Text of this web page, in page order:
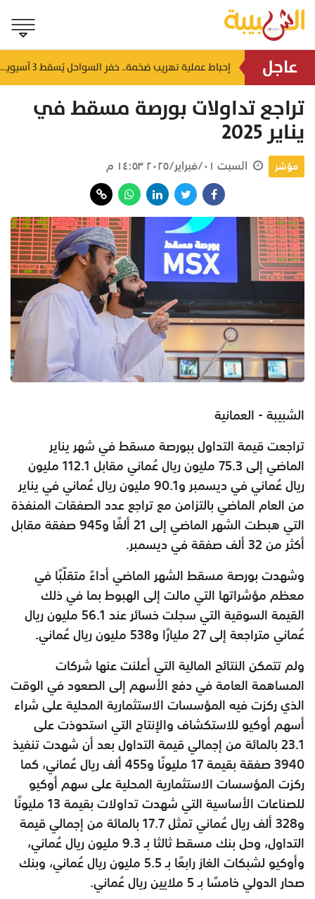
عاجل منذ ٦ ساعات إحباط عملية تهريب ضخمة.. خفر السواحل يُسقط 3 آسيويين بحوزتهم 66 كجم من الكريستال
تراجع تداولات بورصة مسقط في
يناير 2025
مؤشر السبت ٠١/فبراير/٢٠٢٥ ١٤:٥٣ م
الشبيبة - العمانية
تراجعت قيمة التداول ببورصة مسقط في شهر يناير
الماضي إلى 75.3 مليون ريال عُماني مقابل 112.1 مليون
ريال عُماني في ديسمبر و90.1 مليون ريال عُماني في يناير
من العام الماضي بالتزامن مع تراجع عدد الصفقات المنفذة
التي هبطت الشهر الماضي إلى 21 ألفًا و945 صفقة مقابل
أكثر من 32 ألف صفقة في ديسمبر.
وشهدت بورصة مسقط الشهر الماضي أداءً متقلّبًا في
معظم مؤشراتها التي مالت إلى الهبوط بما في ذلك
القيمة السوقية التي سجلت خسائر عند 56.1 مليون ريال
عُماني متراجعة إلى 27 مليارًا و538 مليون ريال عُماني.
ولم تتمكن النتائج المالية التي أعلنت عنها شركات
المساهمة العامة في دفع الأسهم إلى الصعود في الوقت
الذي ركزت فيه المؤسسات الاستثمارية المحلية على شراء
أسهم أوكيو للاستكشاف والإنتاج التي استحوذت على
23.1 بالمائة من إجمالي قيمة التداول بعد أن شهدت تنفيذ
3940 صفقة بقيمة 17 مليونًا و455 ألف ريال عُماني، كما
ركزت المؤسسات الاستثمارية المحلية على سهم أوكيو
للصناعات الأساسية التي شهدت تداولات بقيمة 13 مليونًا
و328 ألف ريال عُماني تمثل 17.7 بالمائة من إجمالي قيمة
التداول، وحل بنك مسقط ثالثا بـ 9.3 مليون ريال عُماني،
وأوكيو لشبكات الغاز رابعًا بـ 5.5 مليون ريال عُماني، وبنك
صحار الدولي خامسًا بـ 5 ملايين ريال عُماني.